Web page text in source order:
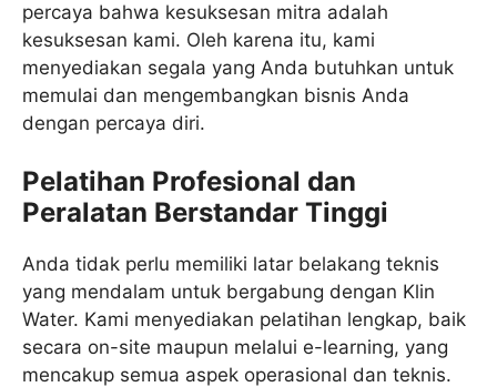
percaya bahwa kesuksesan mitra adalah
kesuksesan kami. Oleh karena itu, kami
menyediakan segala yang Anda butuhkan untuk
memulai dan mengembangkan bisnis Anda
dengan percaya diri.
Pelatihan Profesional dan
Peralatan Berstandar Tinggi
Anda tidak perlu memiliki latar belakang teknis
yang mendalam untuk bergabung dengan Klin
Water. Kami menyediakan pelatihan lengkap, baik
secara on-site maupun melalui e-learning, yang
mencakup semua aspek operasional dan teknis.